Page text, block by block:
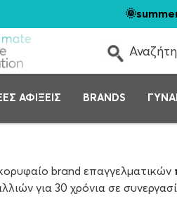
ΑΦΙΞΕΙΣ BRANDS
brand επαγγελματικών
για 30 χρόνια σε
το 1980 και